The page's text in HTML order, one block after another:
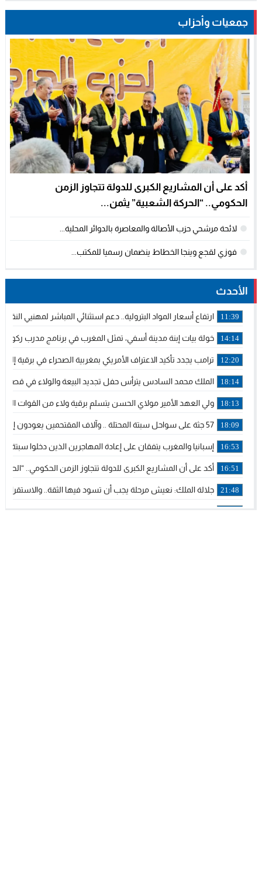
جمعيات وأحزاب
أكد على أن المشاريع الكبرى للدولة تتجاوز الزمن
الحكومي.. “الحركة الشعبية” يثمن...
لائحة مرشحي حزب الأصالة والمعاصرة بالدوائر المحلية...
فوزي لقجع وينجا الخطاط ينضمان رسميا للمكتب...
الأحدث
11:39 ارتفاع أسعار المواد البترولية.. دعم استثنائي المباشر لمهنيي
14:14 خولة بيات إبنة مدينة أسفي، تمثل المغرب في برنامج مدرب ركوب
12:20 ترامب يجدد تأكيد الاعتراف الأمريكي بمغربية الصحراء في برقية إلى
18:14 الملك محمد السادس يترأس حفل تجديد البيعة والولاء في قصر
18:13 ولي العهد الأمير مولاي الحسن يتسلم برقية ولاء من القوات
18:09 57 جثة على سواحل سبتة المحتلة .. وآلاف المقتحمين يعودون إلى المغرب
16:53 إسبانيا والمغرب يتفقان على إعادة المهاجرين الذين دخلوا سبتة
16:51 أكد على أن المشاريع الكبرى للدولة تتجاوز الزمن الحكومي..
21:48 جلالة الملك: نعيش مرحلة يجب أن تسود فيها الثقة.. والاستقرار